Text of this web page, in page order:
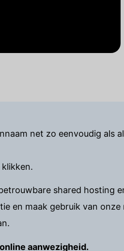
net zo eenvoudig als
shared hosting
en maak gebruik van onze
aanwezigheid.